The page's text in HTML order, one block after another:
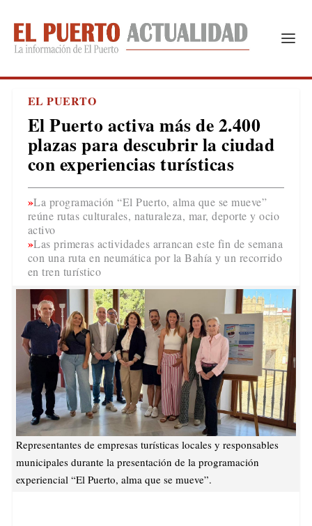
EL PUERTO
El Puerto activa más de 2.400
plazas para descubrir la ciudad
con experiencias turísticas
La programación “El Puerto, alma que se mueve”
reúne rutas culturales, naturaleza, mar, deporte y ocio
activo
Las primeras actividades arrancan este fin de semana
con una ruta en neumática por la Bahía y un recorrido
en tren turístico
Representantes de empresas turísticas locales y responsables
municipales durante la presentación de la programación
experiencial “El Puerto, alma que se mueve”.